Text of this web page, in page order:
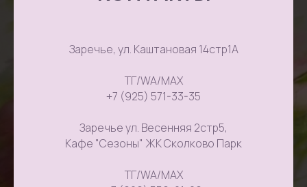
Заречье, ул. Каштановая 14стр1А
ТГ/WA/MAX
+7 (925) 571-33-35
Заречье ул. Весенняя 2стр5,
Кафе "Сезоны" ЖК Сколково Парк
ТГ/WA/MAX